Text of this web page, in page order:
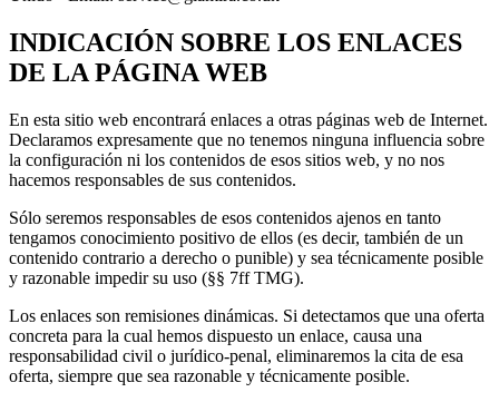
INDICACIÓN SOBRE LOS ENLACES
DE LA PÁGINA WEB
En esta sitio web encontrará enlaces a otras páginas web de Internet.
Declaramos expresamente que no tenemos ninguna influencia sobre
la configuración ni los contenidos de esos sitios web, y no nos
hacemos responsables de sus contenidos.
Sólo seremos responsables de esos contenidos ajenos en tanto
tengamos conocimiento positivo de ellos (es decir, también de un
contenido contrario a derecho o punible) y sea técnicamente posible
y razonable impedir su uso (§§ 7ff TMG).
Los enlaces son remisiones dinámicas. Si detectamos que una oferta
concreta para la cual hemos dispuesto un enlace, causa una
responsabilidad civil o jurídico-penal, eliminaremos la cita de esa
oferta, siempre que sea razonable y técnicamente posible.